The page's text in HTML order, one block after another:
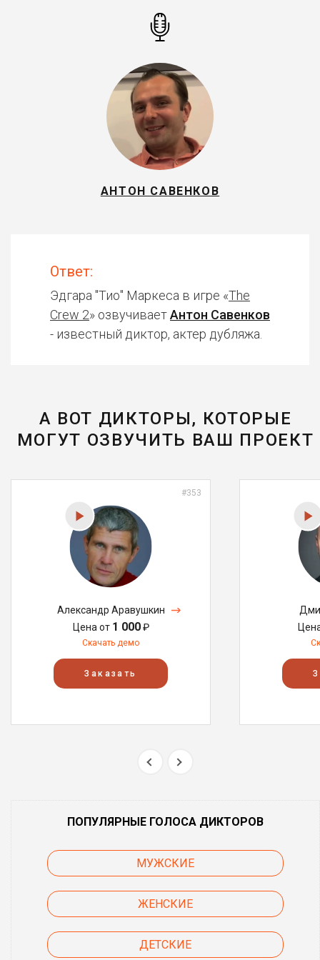
АНТОН САВЕНКОВ
Ответ:
Эдгара "Тио" Маркеса в игре «The
Crew 2» озвучиваетАнтон Савенков
- известный диктор, актер дубляжа.
А ВОТ ДИКТОРЫ, КОТОРЫЕ
МОГУТ ОЗВУЧИТЬ ВАШ ПРОЕКТ
#353
Александр Аравушкин
Цена от 1 000₽
Скачать демо
Заказать
ПОПУЛЯРНЫЕ ГОЛОСА ДИКТОРОВ
МУЖСКИЕ
ЖЕНСКИЕ
ДЕТСКИЕ